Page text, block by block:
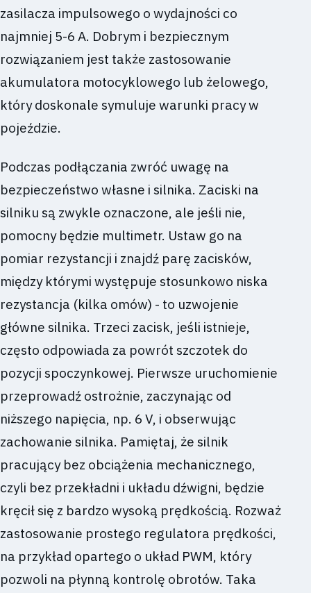
zasilacza impulsowego o wydajności co
najmniej 5-6 A. Dobrym i bezpiecznym
rozwiązaniem jest także zastosowanie
akumulatora motocyklowego lub żelowego,
który doskonale symuluje warunki pracy w
pojeździe.
Podczas podłączania zwróć uwagę na
bezpieczeństwo własne i silnika. Zaciski na
silniku są zwykle oznaczone, ale jeśli nie,
pomocny będzie multimetr. Ustaw go na
pomiar rezystancji i znajdź parę zacisków,
między którymi występuje stosunkowo niska
rezystancja (kilka omów) - to uzwojenie
główne silnika. Trzeci zacisk, jeśli istnieje,
często odpowiada za powrót szczotek do
pozycji spoczynkowej. Pierwsze uruchomienie
przeprowadź ostrożnie, zaczynając od
niższego napięcia, np. 6 V, i obserwując
zachowanie silnika. Pamiętaj, że silnik
pracujący bez obciążenia mechanicznego,
czyli bez przekładni i układu dźwigni, będzie
kręcił się z bardzo wysoką prędkością. Rozważ
zastosowanie prostego regulatora prędkości,
na przykład opartego o układ PWM, który
pozwoli na płynną kontrolę obrotów. Taka